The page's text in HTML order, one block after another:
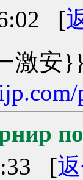
[
激
[